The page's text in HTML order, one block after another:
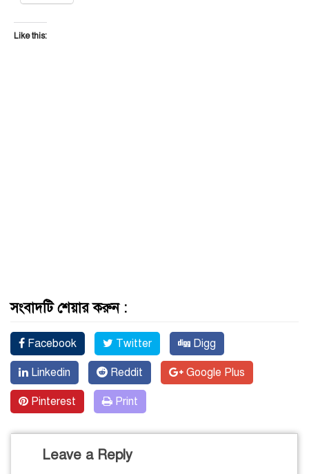
Like this:
সংবাদটি শেয়ার করুন :
Facebook Twitter Digg
Linkedin Reddit Google Plus
Pinterest Print
Leave a Reply